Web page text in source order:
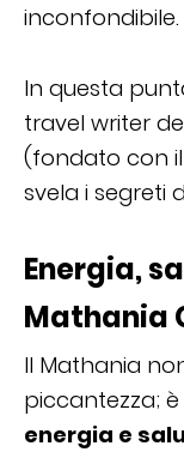
inconfondibile.
In questa
travel writer
(fondato con
svela i segreti
Energia,
Mathania
Il Mathania
piccantezza;
energia e